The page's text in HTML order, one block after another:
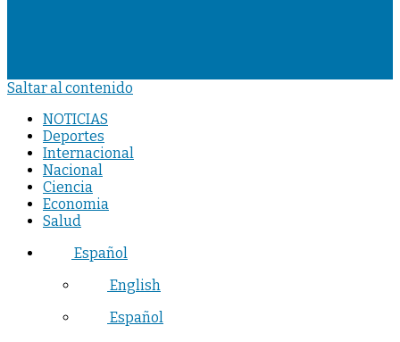
Saltar al contenido
NOTICIAS
Deportes
Internacional
Nacional
Ciencia
Economia
Salud
Español
English
Español